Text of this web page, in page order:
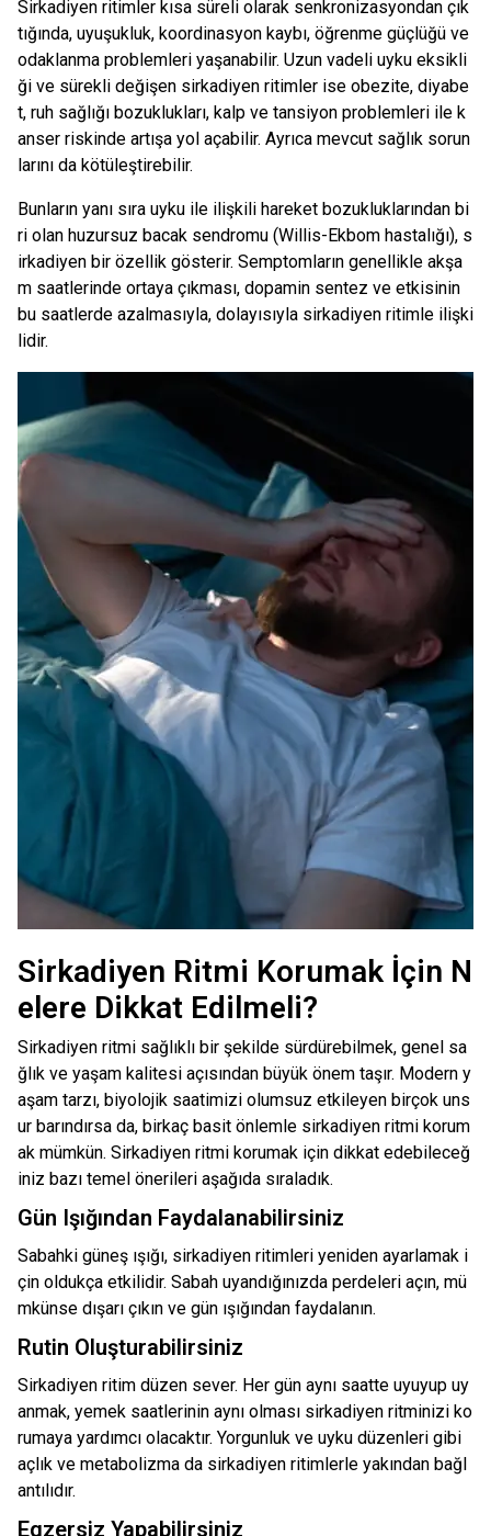
Sirkadiyen ritimler kısa süreli olarak senkronizasyondan çık
tığında, uyuşukluk, koordinasyon kaybı, öğrenme güçlüğü ve
odaklanma problemleri yaşanabilir. Uzun vadeli uyku eksikli
ği ve sürekli değişen sirkadiyen ritimler ise obezite, diyabe
t, ruh sağlığı bozuklukları, kalp ve tansiyon problemleri ile k
anser riskinde artışa yol açabilir. Ayrıca mevcut sağlık sorun
larını da kötüleştirebilir.
Bunların yanı sıra uyku ile ilişkili hareket bozukluklarından bi
ri olan huzursuz bacak sendromu (Willis-Ekbom hastalığı), s
irkadiyen bir özellik gösterir. Semptomların genellikle akşa
m saatlerinde ortaya çıkması, dopamin sentez ve etkisinin
bu saatlerde azalmasıyla, dolayısıyla sirkadiyen ritimle ilişki
lidir.
Sirkadiyen Ritmi Korumak İçin N
elere Dikkat Edilmeli?
Sirkadiyen ritmi sağlıklı bir şekilde sürdürebilmek, genel sa
ğlık ve yaşam kalitesi açısından büyük önem taşır. Modern y
aşam tarzı, biyolojik saatimizi olumsuz etkileyen birçok uns
ur barındırsa da, birkaç basit önlemle sirkadiyen ritmi korum
ak mümkün. Sirkadiyen ritmi korumak için dikkat edebileceğ
iniz bazı temel önerileri aşağıda sıraladık.
Gün Işığından Faydalanabilirsiniz
Sabahki güneş ışığı, sirkadiyen ritimleri yeniden ayarlamak i
çin oldukça etkilidir. Sabah uyandığınızda perdeleri açın, mü
mkünse dışarı çıkın ve gün ışığından faydalanın.
Rutin Oluşturabilirsiniz
Sirkadiyen ritim düzen sever. Her gün aynı saatte uyuyup uy
anmak, yemek saatlerinin aynı olması sirkadiyen ritminizi ko
rumaya yardımcı olacaktır. Yorgunluk ve uyku düzenleri gibi
açlık ve metabolizma da sirkadiyen ritimlerle yakından bağl
antılıdır.
Egzersiz Yapabilirsiniz